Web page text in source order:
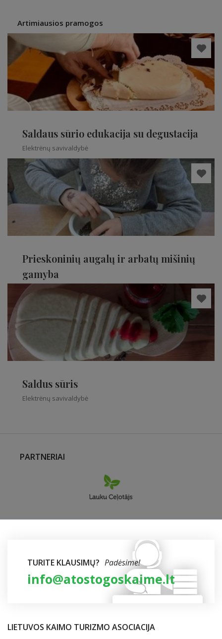
Artimiausios pramogos
Saldaus sūrio edukacija su degustacija
Elektrėnų savivaldybė
Prieskoninių augalų ir arbatų mišinių
gamyba
Elektrėnų savivaldybė
Saldus sūris
Elektrėnų savivaldybė
PARTNERIAI
TURITE KLAUSIMŲ? Padėsime!
info@atostogoskaime.lt
LIETUVOS KAIMO TURIZMO ASOCIACIJA